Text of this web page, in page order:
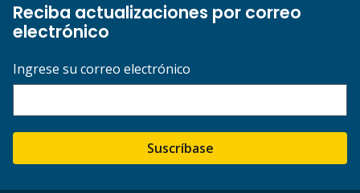
Reciba actualizaciones por correo
electrónico
Ingrese su correo electrónico
Suscríbase